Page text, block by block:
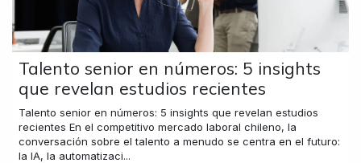
Talento senior en números: 5 insights
que revelan estudios recientes
Talento senior en números: 5 insights que revelan estudios
recientes En el competitivo mercado laboral chileno, la
conversación sobre el talento a menudo se centra en el futuro:
la IA, la automatizaci...